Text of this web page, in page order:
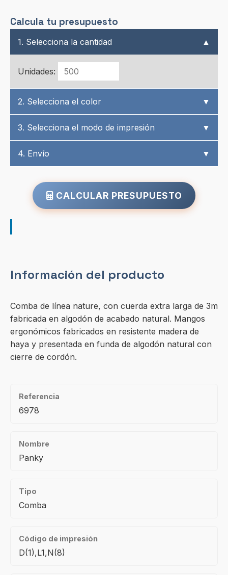
Calcula tu presupuesto
1. Selecciona la cantidad ▲
Unidades:
2. Selecciona el color ▼
3. Selecciona el modo de impresión ▼
4. Envío ▼
CALCULAR PRESUPUESTO
Información del producto
Comba de línea nature, con cuerda extra larga de 3m
fabricada en algodón de acabado natural. Mangos
ergonómicos fabricados en resistente madera de
haya y presentada en funda de algodón natural con
cierre de cordón.
Referencia
6978
Nombre
Panky
Tipo
Comba
Código de impresión
D(1),L1,N(8)